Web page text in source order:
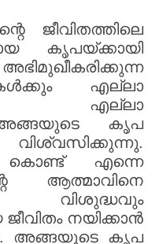
ജീവിതത്തിലെ
കൃപയ്ക്കായി
എല്ലാ
എല്ലാ
അങ്ങയുടെ കൃപ
എന്നെ
ആത്മാവിനെ
നയിക്കാൻ
അങ്ങയുടെ കൃപ